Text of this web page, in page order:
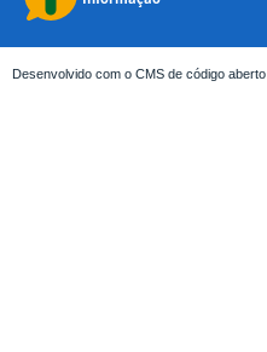
Desenvolvido com o CMS de código aberto